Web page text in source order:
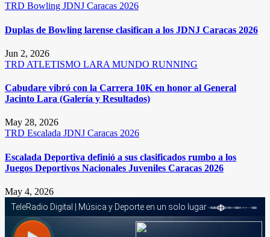
TRD Bowling JDNJ Caracas 2026
Duplas de Bowling larense clasifican a los JDNJ Caracas 2026
Jun 2, 2026
TRD ATLETISMO LARA MUNDO RUNNING
Cabudare vibró con la Carrera 10K en honor al General
Jacinto Lara (Galería y Resultados)
May 28, 2026
TRD Escalada JDNJ Caracas 2026
Escalada Deportiva definió a sus clasificados rumbo a los
Juegos Deportivos Nacionales Juveniles Caracas 2026
May 4, 2026